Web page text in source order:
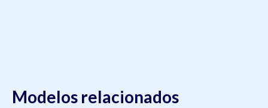
Modelos relacionados